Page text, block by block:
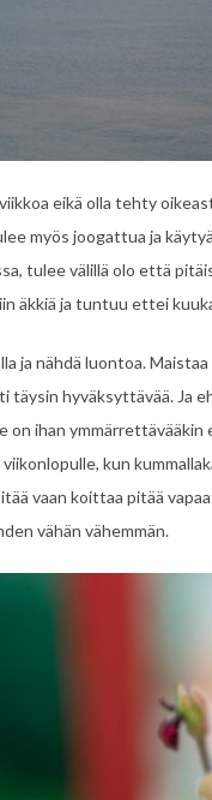
eikä olla tehty
myös joogattua ja
tulee välillä olo että
äkkiä ja tuntuu ettei
ja nähdä luontoa.
täysin hyväksyttävää. Ja
on ihan
kun
vaan koittaa pitää
vähän vähemmän.